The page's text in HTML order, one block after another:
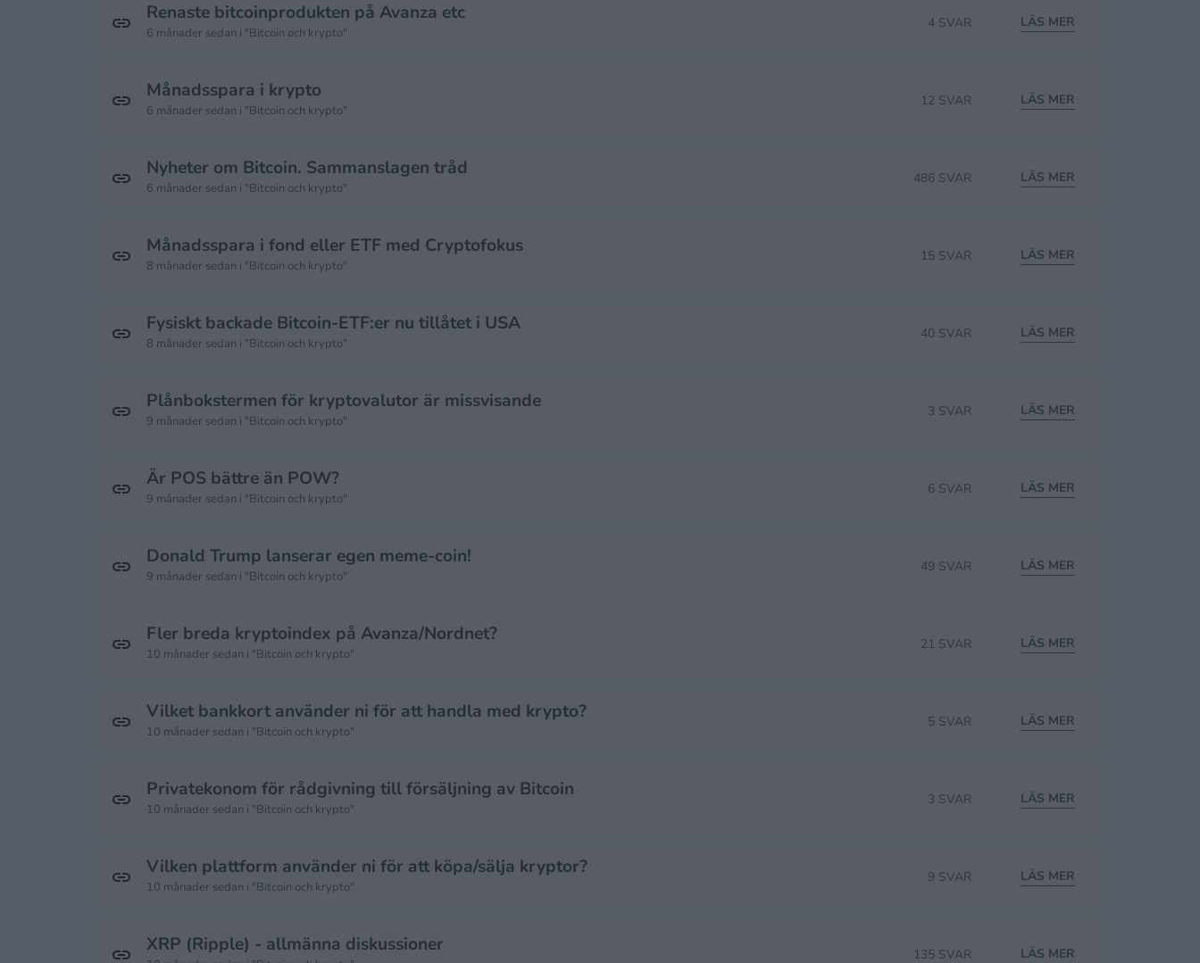
Renaste bitcoinprodukten på Avanza etc
6 månader sedan i "Bitcoin och krypto"
4 SVAR LÄS MER
Månadsspara i krypto
6 månader sedan i "Bitcoin och krypto"
12 SVAR LÄS MER
Nyheter om Bitcoin. Sammanslagen tråd
6 månader sedan i "Bitcoin och krypto"
486 SVAR LÄS MER
Månadsspara i fond eller ETF med Cryptofokus
8 månader sedan i "Bitcoin och krypto"
15 SVAR LÄS MER
Fysiskt backade Bitcoin-ETF:er nu tillåtet i USA
8 månader sedan i "Bitcoin och krypto"
40 SVAR LÄS MER
Plånbokstermen för kryptovalutor är missvisande
9 månader sedan i "Bitcoin och krypto"
3 SVAR LÄS MER
Är POS bättre än POW?
9 månader sedan i "Bitcoin och krypto"
6 SVAR LÄS MER
Donald Trump lanserar egen meme-coin!
9 månader sedan i "Bitcoin och krypto"
49 SVAR LÄS MER
Fler breda kryptoindex på Avanza/Nordnet?
10 månader sedan i "Bitcoin och krypto"
21 SVAR LÄS MER
Vilket bankkort använder ni för att handla med krypto?
10 månader sedan i "Bitcoin och krypto"
5 SVAR LÄS MER
Privatekonom för rådgivning till försäljning av Bitcoin
10 månader sedan i "Bitcoin och krypto"
3 SVAR LÄS MER
Vilken plattform använder ni för att köpa/sälja kryptor?
10 månader sedan i "Bitcoin och krypto"
9 SVAR LÄS MER
XRP (Ripple) - allmänna diskussioner 135 SVAR LÄS MER